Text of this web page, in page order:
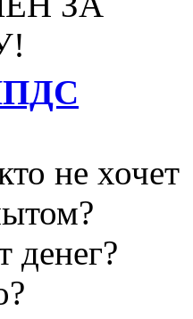
не хочет
денег?